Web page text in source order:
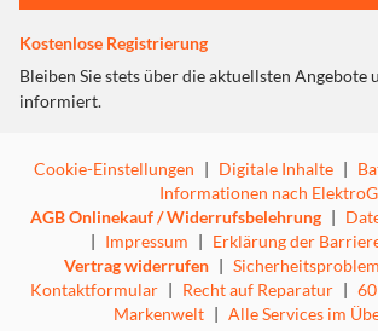
Kostenlose Registrierung
Bleiben Sie stets über die aktuellsten Angebote
informiert.
Cookie-Einstellungen | Digitale Inhalte |
Informationen nach ElektroG
AGB Onlinekauf / Widerrufsbelehrung |
| Impressum | Erklärung der
Vertrag widerrufen |
Kontaktformular | Recht auf Reparatur |
Markenwelt | Alle Services im